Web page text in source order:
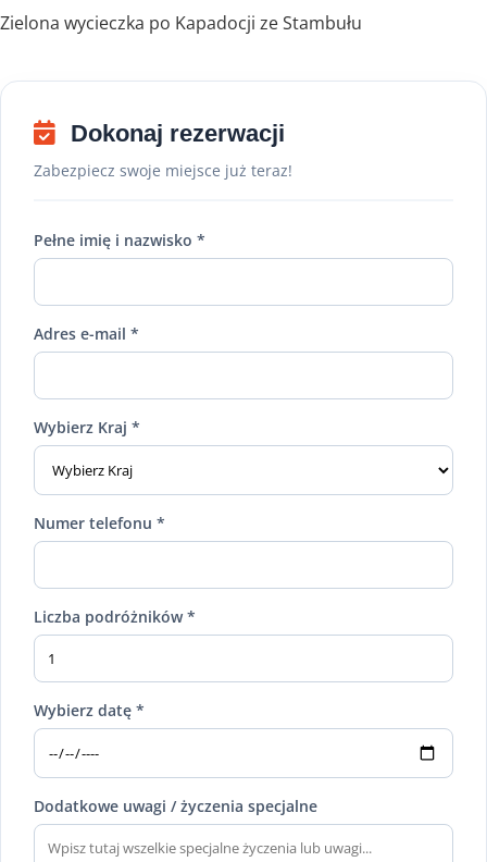
Zielona wycieczka po Kapadocji ze Stambułu
Dokonaj rezerwacji
Zabezpiecz swoje miejsce już teraz!
Pełne imię i nazwisko *
Adres e-mail *
Wybierz Kraj *
Numer telefonu *
Liczba podróżników *
Wybierz datę *
Dodatkowe uwagi / życzenia specjalne